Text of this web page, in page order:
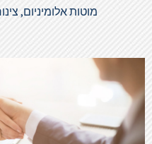
מוטות אלומיניום,